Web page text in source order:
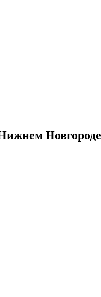
Новгороде